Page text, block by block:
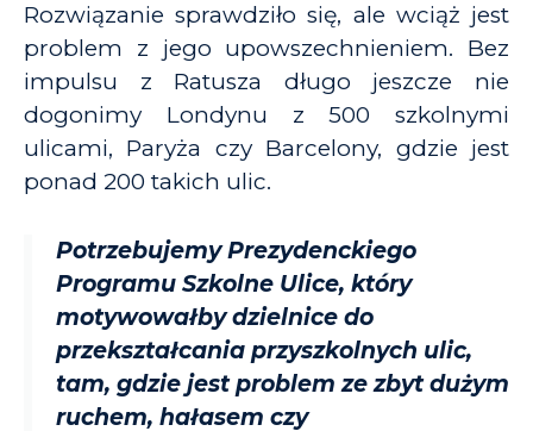
Rozwiązanie sprawdziło się, ale wciąż jest
problem z jego upowszechnieniem. Bez
impulsu z Ratusza długo jeszcze nie
dogonimy Londynu z 500 szkolnymi
ulicami, Paryża czy Barcelony, gdzie jest
ponad 200 takich ulic.
Potrzebujemy Prezydenckiego
Programu Szkolne Ulice, który
motywowałby dzielnice do
przekształcania przyszkolnych ulic,
tam, gdzie jest problem ze zbyt dużym
ruchem, hałasem czy